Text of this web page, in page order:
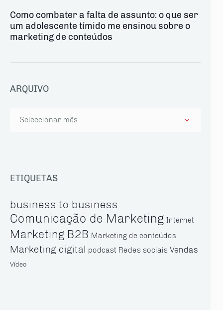
Como combater a falta de assunto: o que ser
um adolescente tímido me ensinou sobre o
marketing de conteúdos
ARQUIVO
ETIQUETAS
business to business
Comunicação de Marketing Internet
Marketing B2B Marketing de conteúdos
Marketing digital podcast Redes sociais Vendas
Vídeo